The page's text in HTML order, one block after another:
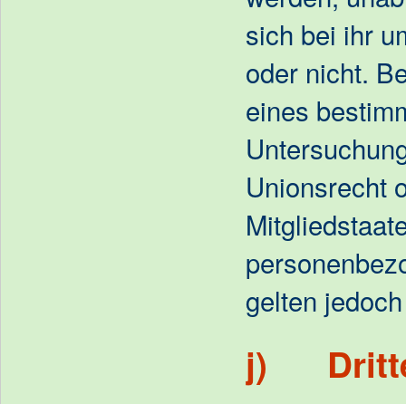
sich bei ihr
oder nicht.
eines
Unionsrecht
gelten
j)